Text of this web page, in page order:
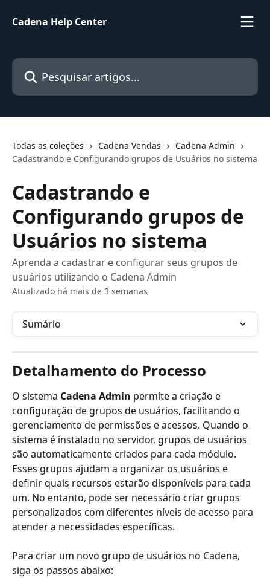
Cadena Help Center
Pesquisar artigos...
Todas as coleções Cadena Vendas
Cadena Admin
Cadastrando e Configurando grupos de Usuários no sistema
Cadastrando e
Configurando grupos de
Usuários no sistema
Aprenda a cadastrar e configurar seus grupos de
usuários utilizando o Cadena Admin
Atualizado há mais de 3 semanas
Sumário
Detalhamento do Processo
O sistema Cadena Admin permite a criação e
configuração de grupos de usuários, facilitando o
gerenciamento de permissões e acessos. Quando o
sistema é instalado no servidor, grupos de usuários
são automaticamente criados para cada módulo.
Esses grupos ajudam a organizar os usuários e
definir quais recursos estarão disponíveis para cada
um. No entanto, pode ser necessário criar grupos
personalizados com diferentes níveis de acesso para
atender a necessidades específicas.
Para criar um novo grupo de usuários no Cadena,
siga os passos abaixo: